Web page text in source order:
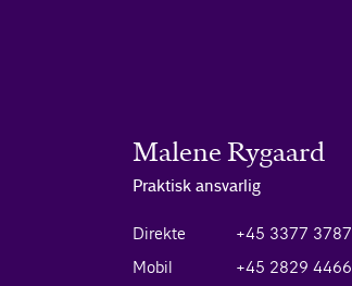
Malene Rygaard
Praktisk ansvarlig
Direkte
+45 3377 3787
Mobil
+45 2829 4466